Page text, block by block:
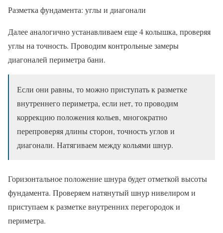
Разметка фундамента: углы и диагонали
Далее аналогично устанавливаем еще 4 колышка, проверяя
углы на точность. Проводим контрольные замеры
диагоналей периметра бани.
Если они равны, то можно приступать к разметке
внутреннего периметра, если нет, то проводим
коррекцию положения кольев, многократно
перепроверяя длины сторон, точность углов и
диагонали. Натягиваем между кольями шнур.
Горизонтальное положение шнура будет отметкой высоты
фундамента. Проверяем натянутый шнур нивелиром и
приступаем к разметке внутренних перегородок и
периметра.